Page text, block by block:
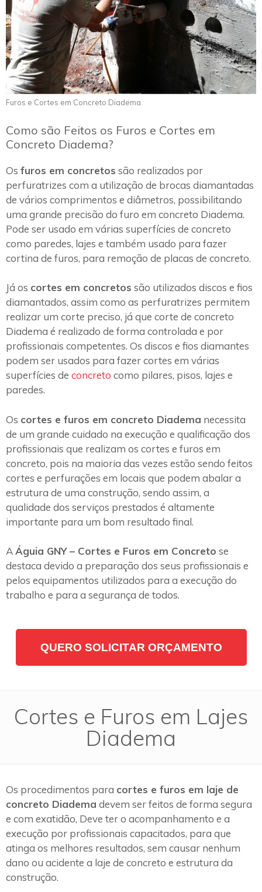
Furos e Cortes em Concreto Diadema
Como são Feitos os Furos e Cortes em
Concreto Diadema?
Os furos em concretos são realizados por
perfuratrizes com a utilização de brocas diamantadas
de vários comprimentos e diâmetros, possibilitando
uma grande precisão do furo em concreto Diadema.
Pode ser usado em várias superfícies de concreto
como paredes, lajes e também usado para fazer
cortina de furos, para remoção de placas de concreto.
Já os cortes em concretos são utilizados discos e fios
diamantados, assim como as perfuratrizes permitem
realizar um corte preciso, já que corte de concreto
Diadema é realizado de forma controlada e por
profissionais competentes. Os discos e fios diamantes
podem ser usados para fazer cortes em várias
superfícies de concreto como pilares, pisos, lajes e
paredes.
Os cortes e furos em concreto Diadema necessita
de um grande cuidado na execução e qualificação dos
profissionais que realizam os cortes e furos em
concreto, pois na maioria das vezes estão sendo feitos
cortes e perfurações em locais que podem abalar a
estrutura de uma construção, sendo assim, a
qualidade dos serviços prestados é altamente
importante para um bom resultado final.
AÁguia GNY – Cortes e Furos em Concreto se
destaca devido a preparação dos seus profissionais e
pelos equipamentos utilizados para a execução do
trabalho e para a segurança de todos.
QUERO SOLICITAR ORÇAMENTO
Cortes e Furos em Lajes
Diadema
Os procedimentos para cortes e furos em laje de
concreto Diadema devem ser feitos de forma segura
e com exatidão, Deve ter o acompanhamento e a
execução por profissionais capacitados, para que
atinga os melhores resultados, sem causar nenhum
dano ou acidente a laje de concreto e estrutura da
construção.